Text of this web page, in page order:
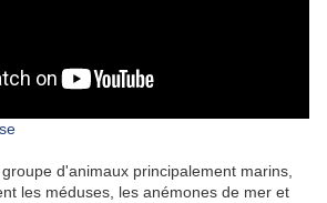
d'animaux principalement marins,
les méduses, les anémones de mer et